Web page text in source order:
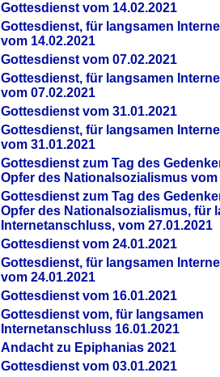
Gottesdienst vom 14.02.2021
Gottesdienst, für langsamen
vom 14.02.2021
Gottesdienst vom 07.02.2021
Gottesdienst, für langsamen
vom 07.02.2021
Gottesdienst vom 31.01.2021
Gottesdienst, für langsamen
vom 31.01.2021
Gottesdienst zum Tag des
Opfer des Nationalsozialismus vom
Gottesdienst zum Tag des
Opfer des Nationalsozialismus, für
Internetanschluss, vom 27.01.2021
Gottesdienst vom 24.01.2021
Gottesdienst, für langsamen
vom 24.01.2021
Gottesdienst vom 16.01.2021
Gottesdienst vom, für langsamen
Internetanschluss 16.01.2021
Andacht zu Epiphanias 2021
Gottesdienst vom 03.01.2021